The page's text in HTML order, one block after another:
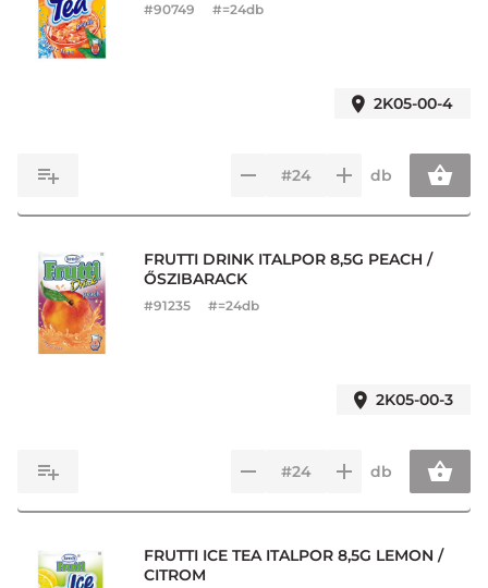
#90749 #=24db
2K05-00-4
db
FRUTTI DRINK ITALPOR 8,5G PEACH /
ŐSZIBARACK
#91235 #=24db
2K05-00-3
db
FRUTTI ICE TEA ITALPOR 8,5G LEMON /
CITROM